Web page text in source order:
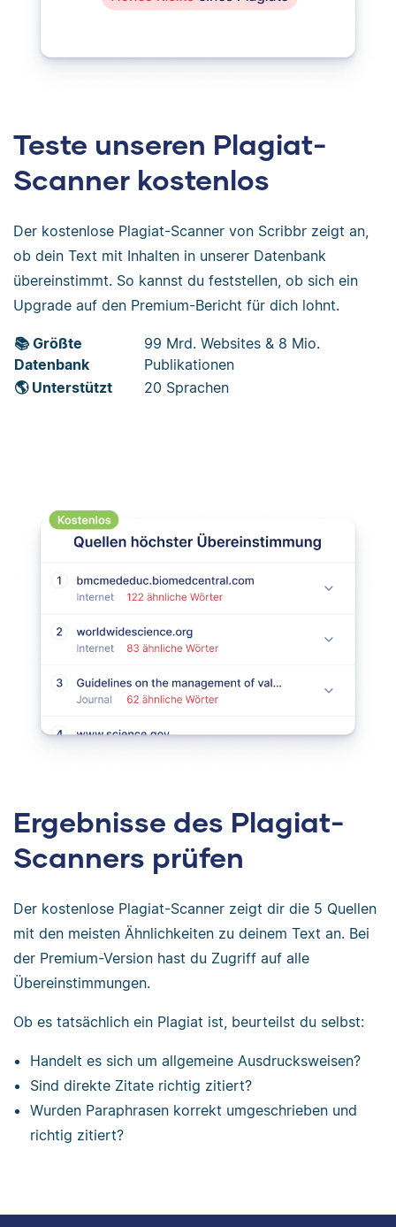
Teste unseren Plagiat-
Scanner kostenlos
Der kostenlose Plagiat-Scanner von Scribbr zeigt an,
ob dein Text mit Inhalten in unserer Datenbank
übereinstimmt. So kannst du feststellen, ob sich ein
Upgrade auf den Premium-Bericht für dich lohnt.
📚 Größte
Datenbank
99 Mrd. Websites & 8 Mio.
Publikationen
🌎 Unterstützt
20 Sprachen
Ergebnisse des Plagiat-
Scanners prüfen
Der kostenlose Plagiat-Scanner zeigt dir die 5 Quellen
mit den meisten Ähnlichkeiten zu deinem Text an. Bei
der Premium-Version hast du Zugriff auf alle
Übereinstimmungen.
Ob es tatsächlich ein Plagiat ist, beurteilst du selbst:
Handelt es sich um allgemeine Ausdrucksweisen?
Sind direkte Zitate richtig zitiert?
Wurden Paraphrasen korrekt umgeschrieben und
richtig zitiert?